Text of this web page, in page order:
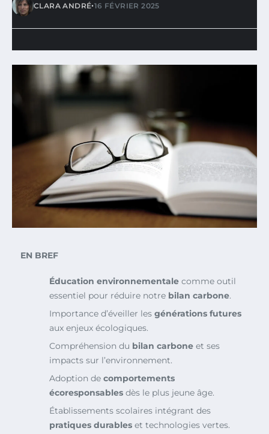
CLARA ANDRÉ•16 FÉVRIER 2025
EN BREF
Éducation environnementale comme outil
essentiel pour réduire notre bilan carbone.
Importance d’éveiller les générations futures
aux enjeux écologiques.
Compréhension du bilan carbone et ses
impacts sur l’environnement.
Adoption de comportements
écoresponsables dès le plus jeune âge.
Établissements scolaires intégrant des
pratiques durables et technologies vertes.